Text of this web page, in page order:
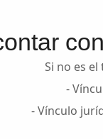
Si no es
-
- Vínculo